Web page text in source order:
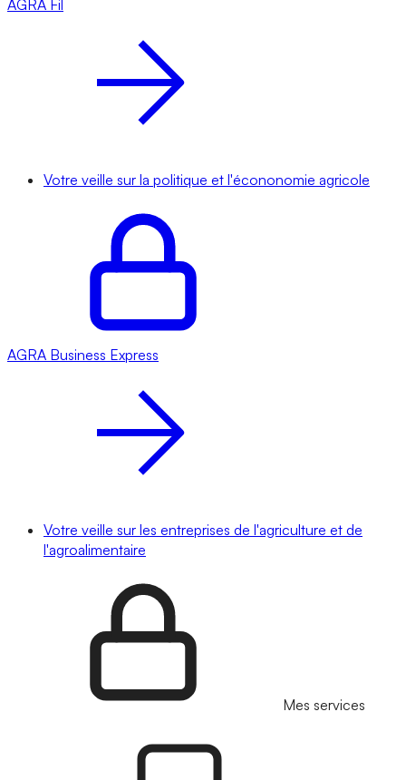
AGRA Fil
Votre veille sur la politique et l'écononomie agricole
AGRA Business Express
Votre veille sur les entreprises de l'agriculture et de
l'agroalimentaire
Mes services